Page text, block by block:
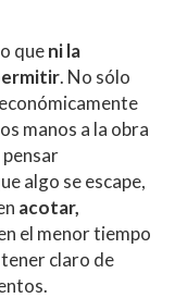
queni la
. No sólo
manos a la obra
pensar
algo se escape,
acotar,
el menor tiempo
tener claro de